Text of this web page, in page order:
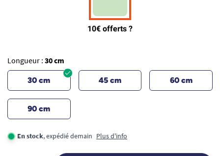
Longueur : 30 cm
30 cm 45 cm 60 cm
90 cm
En stock, expédié demain Plus d'info